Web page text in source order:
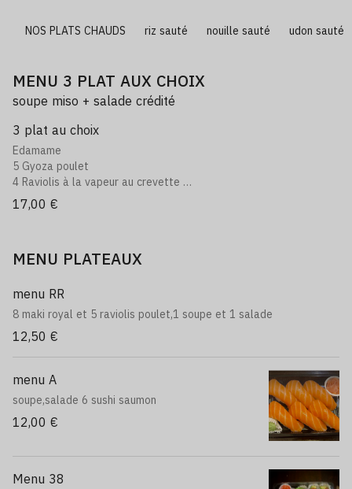
NOS PLATS CHAUDS riz sauté nouille sauté udon sauté
MENU 3 PLAT AUX CHOIX
soupe miso + salade crédité
3 plat au choix
Edamame
5 Gyoza poulet
4 Raviolis à la vapeur au crevette
4 Nems poulet
4 Nems crevette
3 Brochettes boulettes de poulet
1 Brochette poulet +1 brochette boulette+1 brochette bœuf
fromage
2 Brochettes saumon
8 Maki saumon
8 Maki avocat
8 Maki cheese
3 Sushi saumon
8 California thon cuit avocat
17,00 €
MENU PLATEAUX
menu RR
8 maki royal et 5 raviolis poulet,1 soupe et 1 salade
12,50 €
menu A
soupe,salade 6 sushi saumon
12,00 €
Menu 38